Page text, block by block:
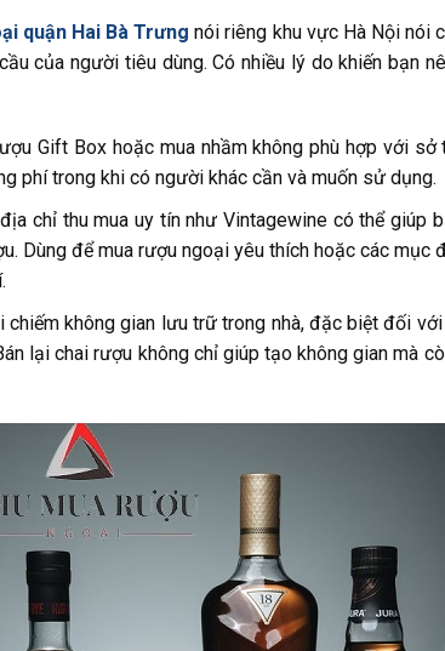
quận Hai Bà Trưng nói riêng khu vực Hà Nội nói
của người tiêu dùng. Có nhiều lý do khiến bạn
Gift Box hoặc mua nhầm không phù hợp với sở
phí trong khi có người khác cần và muốn sử dụng.
chỉ thu mua uy tín nhưVintagewine có thể giúp
Dùng để mua rượu ngoại yêu thích hoặc các mục
chiếm không gian lưu trữ trong nhà, đặc biệt đối
lại chai rượu không chỉ giúp tạo không gian mà